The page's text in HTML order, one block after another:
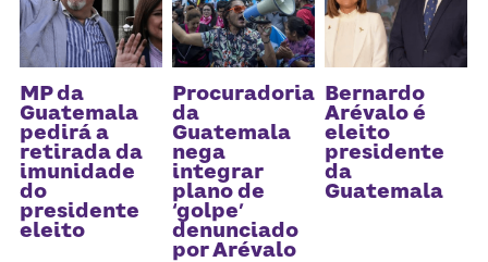
Pega a visão
Receba atualizações
MP da
Guatemala
pedirá a
retirada da
imunidade
do
presidente
eleito
Procuradoria
da
Guatemala
nega
integrar
plano de
‘golpe’
denunciado
por Arévalo
Bernardo
Arévalo é
eleito
presidente
da
Guatemala